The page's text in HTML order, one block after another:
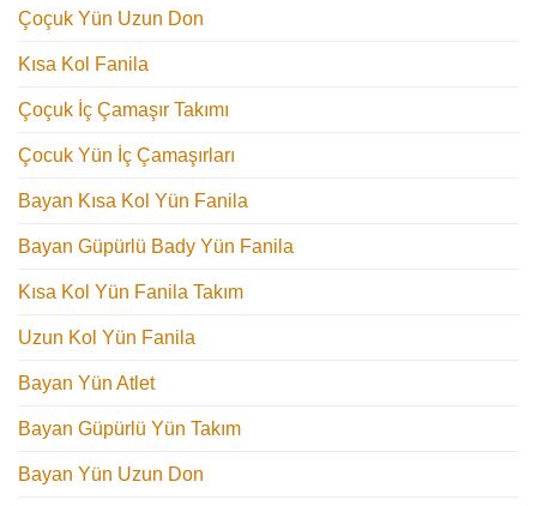
Çoçuk Yün Uzun Don
Kısa Kol Fanila
Çoçuk İç Çamaşır Takımı
Çocuk Yün İç Çamaşırları
Bayan Kısa Kol Yün Fanila
Bayan Güpürlü Bady Yün Fanila
Kısa Kol Yün Fanila Takım
Uzun Kol Yün Fanila
Bayan Yün Atlet
Bayan Güpürlü Yün Takım
Bayan Yün Uzun Don